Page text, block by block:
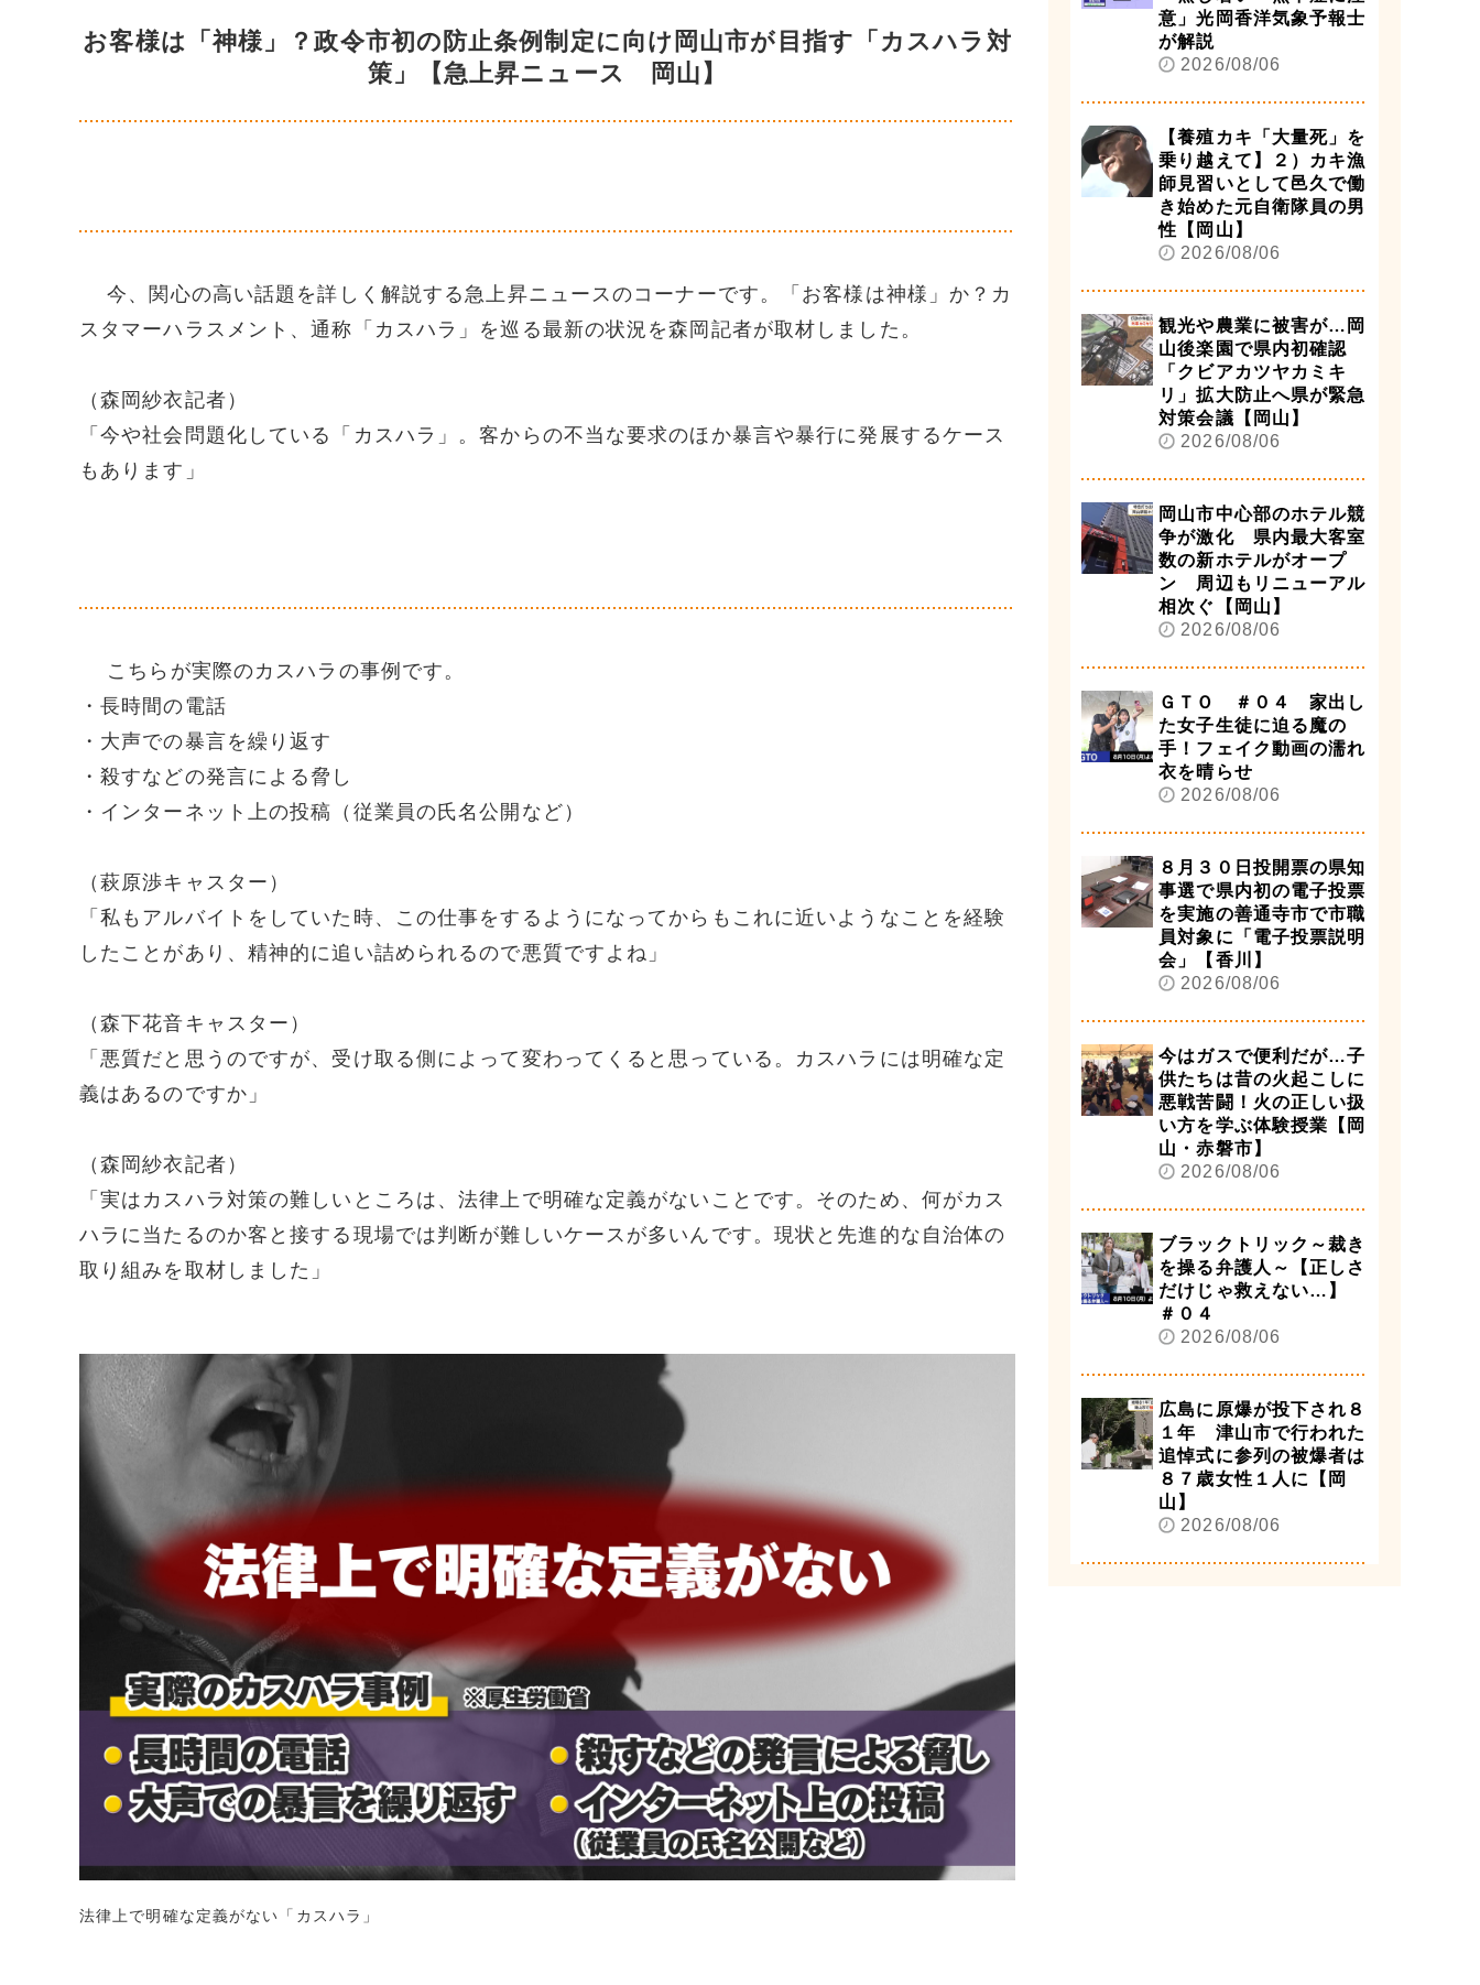
お客様は「神様」？政令市初の防止条例制定に向け岡山市が目指す「カスハラ対
策」【急上昇ニュース 岡山】
今、関心の高い話題を詳しく解説する急上昇ニュースのコーナーです。「お客様は神様」か？カ
スタマーハラスメント、通称「カスハラ」を巡る最新の状況を森岡記者が取材しました。
（森岡紗衣記者）
「今や社会問題化している「カスハラ」。客からの不当な要求のほか暴言や暴行に発展するケース
もあります」
こちらが実際のカスハラの事例です。
・長時間の電話
・大声での暴言を繰り返す
・殺すなどの発言による脅し
・インターネット上の投稿（従業員の氏名公開など）
（萩原渉キャスター）
「私もアルバイトをしていた時、この仕事をするようになってからもこれに近いようなことを経験
したことがあり、精神的に追い詰められるので悪質ですよね」
（森下花音キャスター）
「悪質だと思うのですが、受け取る側によって変わってくると思っている。カスハラには明確な定
義はあるのですか」
（森岡紗衣記者）
「実はカスハラ対策の難しいところは、法律上で明確な定義がないことです。そのため、何がカス
ハラに当たるのか客と接する現場では判断が難しいケースが多いんです。現状と先進的な自治体の
取り組みを取材しました」
法律上で明確な定義がない「カスハラ」
意」光岡香洋気象予報士
が解説
2026/08/06
【養殖カキ「大量死」を
乗り越えて】２）カキ漁
師見習いとして邑久で働
き始めた元自衛隊員の男
性【岡山】
2026/08/06
観光や農業に被害が…岡
山後楽園で県内初確認
「クビアカツヤカミキ
リ」拡大防止へ県が緊急
対策会議【岡山】
2026/08/06
岡山市中心部のホテル競
争が激化 県内最大客室
数の新ホテルがオープ
ン 周辺もリニューアル
相次ぐ【岡山】
2026/08/06
ＧＴＯ ＃０４ 家出し
た女子生徒に迫る魔の
手！フェイク動画の濡れ
衣を晴らせ
2026/08/06
８月３０日投開票の県知
事選で県内初の電子投票
を実施の善通寺市で市職
員対象に「電子投票説明
会」【香川】
2026/08/06
今はガスで便利だが…子
供たちは昔の火起こしに
悪戦苦闘！火の正しい扱
い方を学ぶ体験授業【岡
山・赤磐市】
2026/08/06
ブラックトリック～裁き
を操る弁護人～【正しさ
だけじゃ救えない…】
＃０４
2026/08/06
広島に原爆が投下され８
１年 津山市で行われた
追悼式に参列の被爆者は
８７歳女性１人に【岡
山】
2026/08/06